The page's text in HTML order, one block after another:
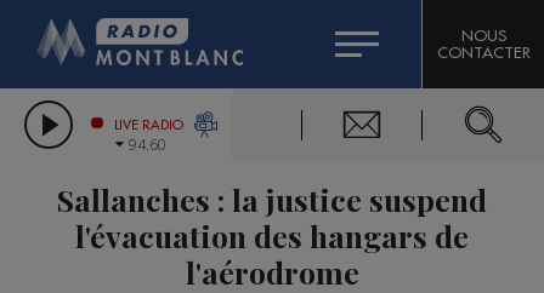
LES CHRONIQUES DE L'EXPERT
CITIZEN MACHINERY
GRAND MASSIF DOMAINES SKIABLES
BIGARD
COMPAGNIE DU MONT-BLANC
NOUS
CONTACTER
LIVE RADIO
94.60
Sallanches : la justice suspend
l'évacuation des hangars de
l'aérodrome